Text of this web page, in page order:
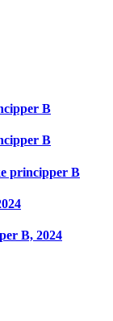
B
B
principper B
B, 2024